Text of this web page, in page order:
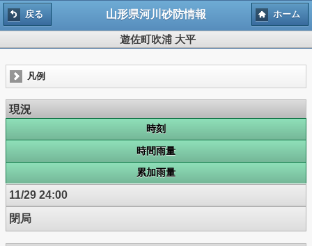
戻る 山形県河川砂防情報 ホーム
遊佐町吹浦 大平
凡例
現況
時刻
時間雨量
累加雨量
11/29 24:00
閉局